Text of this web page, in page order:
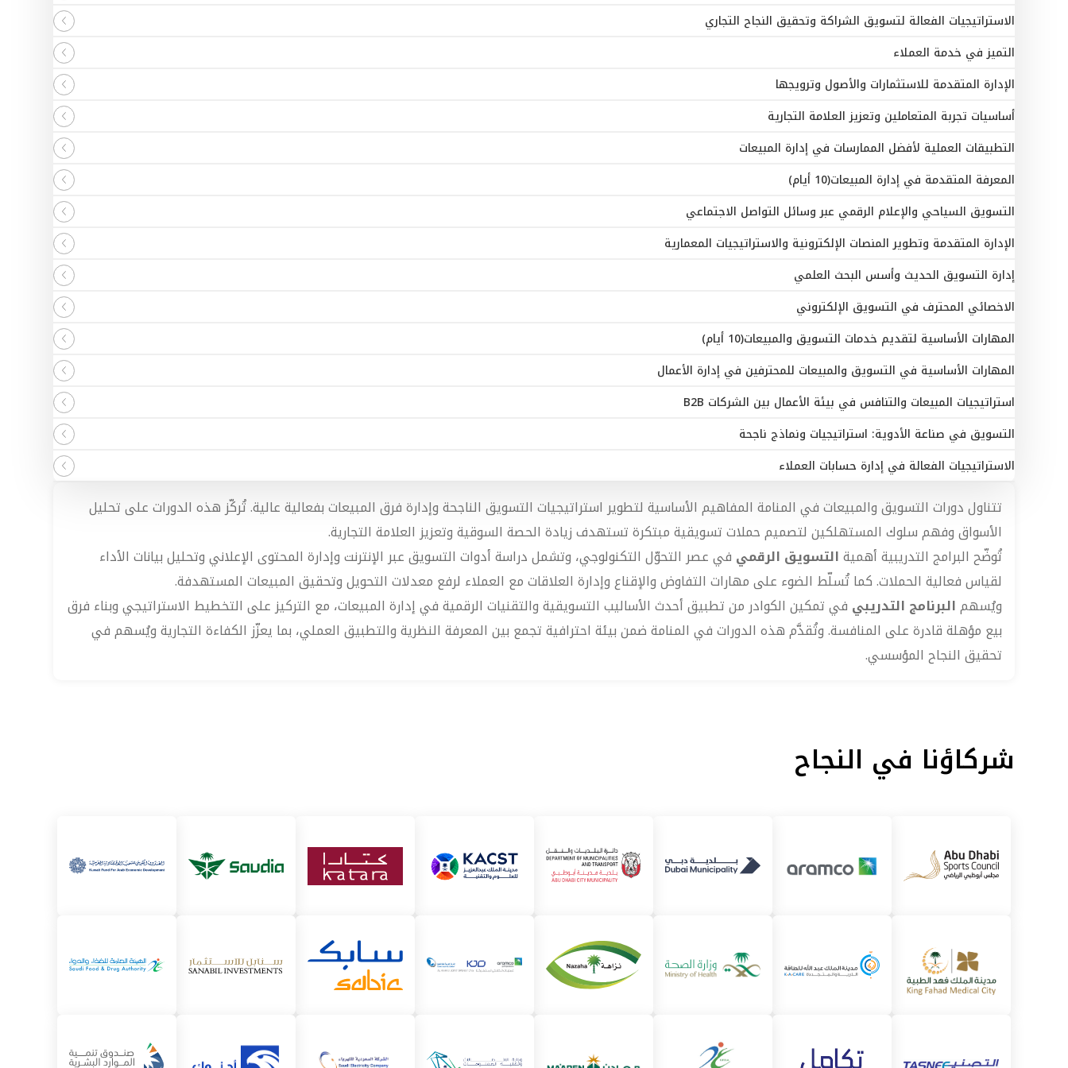
الاستراتيجيات الفعالة لتسويق الشراكة وتحقيق النجاح التجاري
التميز في خدمة العملاء
الإدارة المتقدمة للاستثمارات والأصول وترويجها
أساسيات تجربة المتعاملين وتعزيز العلامة التجارية
التطبيقات العملية لأفضل الممارسات في إدارة المبيعات
المعرفة المتقدمة في إدارة المبيعات(10 أيام)
التسويق السياحي والإعلام الرقمي عبر وسائل التواصل الاجتماعي
الإدارة المتقدمة وتطوير المنصات الإلكترونية والاستراتيجيات المعمارية
إدارة التسويق الحديث وأسس البحث العلمي
الاخصائي المحترف في التسويق الإلكتروني
المهارات الأساسية لتقديم خدمات التسويق والمبيعات(10 أيام)
المهارات الأساسية في التسويق والمبيعات للمحترفين في إدارة الأعمال
استراتيجيات المبيعات والتنافس في بيئة الأعمال بين الشركات B2B
التسويق في صناعة الأدوية: استراتيجيات ونماذج ناجحة
الاستراتيجيات الفعالة في إدارة حسابات العملاء
تتناول دورات التسويق والمبيعات في المنامة المفاهيم الأساسية لتطوير استراتيجيات التسويق الناجحة وإدارة فرق المبيعات بفعالية عالية. تُركّز هذه الدورات على تحليل
الأسواق وفهم سلوك المستهلكين لتصميم حملات تسويقية مبتكرة تستهدف زيادة الحصة السوقية وتعزيز العلامة التجارية.
تُوضّح البرامج التدريبية أهميةالتسويق الرقمي في عصر التحوّل التكنولوجي، وتشمل دراسة أدوات التسويق عبر الإنترنت وإدارة المحتوى الإعلاني وتحليل بيانات الأداء
لقياس فعالية الحملات. كما تُسلّط الضوء على مهارات التفاوض والإقناع وإدارة العلاقات مع العملاء لرفع معدلات التحويل وتحقيق المبيعات المستهدفة.
ويُسهمالبرنامج التدريبي في تمكين الكوادر من تطبيق أحدث الأساليب التسويقية والتقنيات الرقمية في إدارة المبيعات، مع التركيز على التخطيط الاستراتيجي وبناء فرق
بيع مؤهلة قادرة على المنافسة. وتُقدَّم هذه الدورات في المنامة ضمن بيئة احترافية تجمع بين المعرفة النظرية والتطبيق العملي، بما يعزّز الكفاءة التجارية ويُسهم في
تحقيق النجاح المؤسسي.
شركاؤنا في النجاح